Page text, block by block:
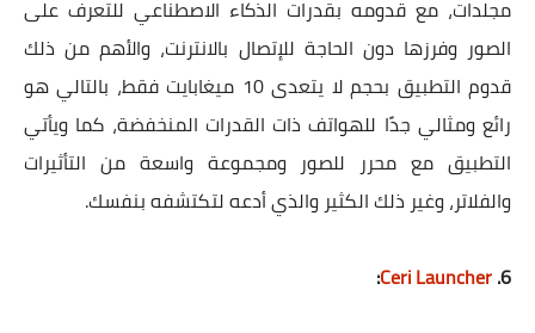
مجلدات، مع قدومه بقدرات الذكاء الاصطناعي للتعرف على
الصور وفرزها دون الحاجة للإتصال بالانترنت، والأهم من ذلك
قدوم التطبيق بحجم لا يتعدى 10 ميغابايت فقط، بالتالي هو
رائع ومثالي جدًا للهواتف ذات القدرات المنخفضة، كما ويأتي
التطبيق مع محرر للصور ومجموعة واسعة من التأثيرات
والفلاتر، وغير ذلك الكثير والذي أدعه لتكتشفه بنفسك.
6.
Ceri Launcher
: